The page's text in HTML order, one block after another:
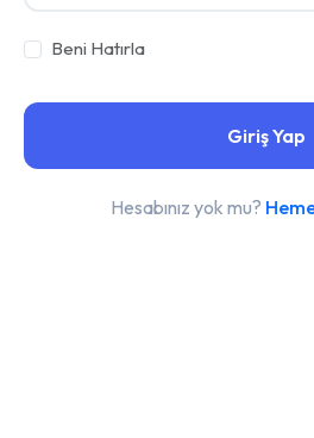
Beni Hatırla
Giriş Yap
Hesabınız yok mu?